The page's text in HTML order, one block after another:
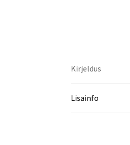
Kirjeldus
Lisainfo